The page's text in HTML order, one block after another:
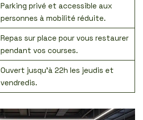
Parking privé et accessible aux
personnes à mobilité réduite.
Repas sur place pour vous restaurer
pendant vos courses.
Ouvert jusqu’à 22h les jeudis et
vendredis.